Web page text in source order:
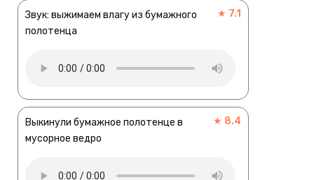
Звук: выжимаем влагу из бумажного
полотенца
★ 7.1
Выкинули бумажное полотенце в
мусорное ведро
★ 8.4